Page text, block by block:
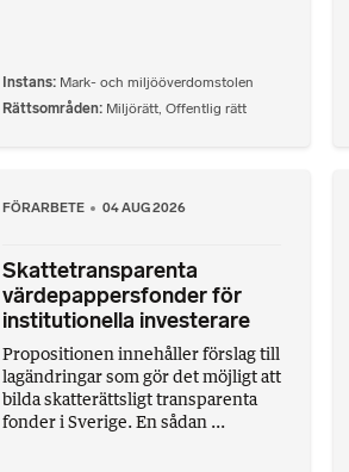
Instans Mark- och miljööverdomstolen
Rättsområden Miljörätt, Offentlig rätt
FÖRARBETE 04 AUG 2026
Skattetransparenta
värdepappersfonder för
institutionella investerare
Propositionen innehåller förslag till
lagändringar som gör det möjligt att
bilda skatterättsligt transparenta
fonder i Sverige. En sådan ...